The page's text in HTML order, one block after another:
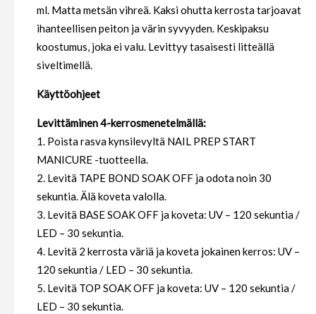
ml. Matta metsän vihreä. Kaksi ohutta kerrosta tarjoavat
ihanteellisen peiton ja värin syvyyden. Keskipaksu
koostumus, joka ei valu. Levittyy tasaisesti litteällä
siveltimellä.
Käyttöohjeet
Levittäminen 4-kerrosmenetelmällä:
1. Poista rasva kynsilevyltä NAIL PREP START
MANICURE -tuotteella.
2. Levitä TAPE BOND SOAK OFF ja odota noin 30
sekuntia. Älä koveta valolla.
3. Levitä BASE SOAK OFF ja koveta: UV – 120 sekuntia /
LED – 30 sekuntia.
4. Levitä 2 kerrosta väriä ja koveta jokainen kerros: UV –
120 sekuntia / LED – 30 sekuntia.
5. Levitä TOP SOAK OFF ja koveta: UV – 120 sekuntia /
LED – 30 sekuntia.